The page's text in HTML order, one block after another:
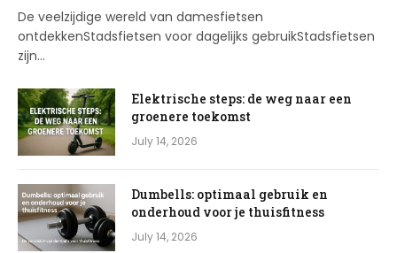
De veelzijdige wereld van damesfietsen
ontdekkenStadsfietsen voor dagelijks gebruikStadsfietsen
zijn…
Elektrische steps: de weg naar een
groenere toekomst
July 14, 2026
Dumbells: optimaal gebruik en
onderhoud voor je thuisfitness
July 14, 2026